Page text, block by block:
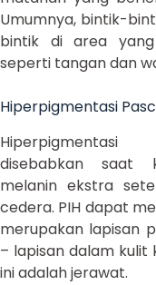
Umumnya, bintik-
bintik di area
seperti tangan dan
Hiperpigmentasi
disebabkan saat
melanin ekstra
cedera. PIH dapat
merupakan lapisan
– lapisan dalam kulit
ini adalah jerawat.